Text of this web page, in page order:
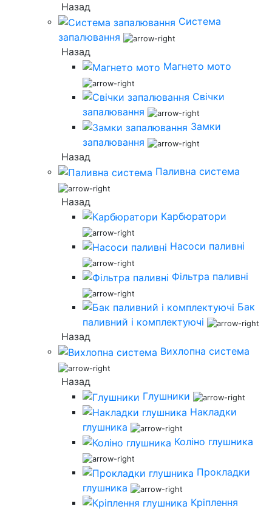
Назад
Система
запалювання
Назад
Магнето мото
Свічки
запалювання
Замки
запалювання
Назад
Паливна система
Назад
Карбюратори
Насоси паливні
Фільтра паливні
Бак
паливний і комплектуючі
Назад
Вихлопна система
Назад
Глушники
Накладки
глушника
Коліно глушника
Прокладки
глушника
Кріплення